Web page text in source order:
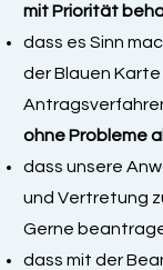
mit Priorität
dass es Sinn
der Blauen
ohne Probleme
dass unsere
und Vertretung
Gerne
dass mit der